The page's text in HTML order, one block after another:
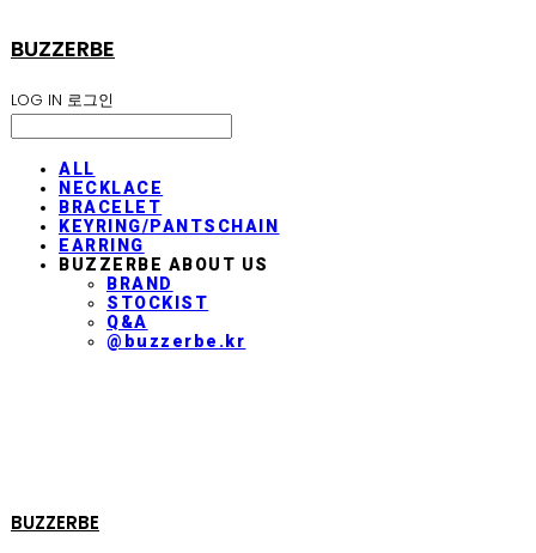
BUZZERBE
LOG IN 로그인
ALL
NECKLACE
BRACELET
KEYRING/PANTSCHAIN
EARRING
BUZZERBE ABOUT US
BRAND
STOCKIST
Q&A
@buzzerbe.kr
BUZZERBE